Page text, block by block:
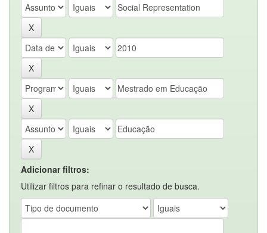
Adicionar filtros:
Utilizar filtros para refinar o resultado de busca.